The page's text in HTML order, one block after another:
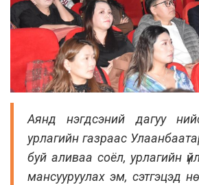
Аянд нэгдсэний дагуу
урлагийн газраас
буй аливаа соёл, урлагийн
мансууруулах эм, сэтгэцэд